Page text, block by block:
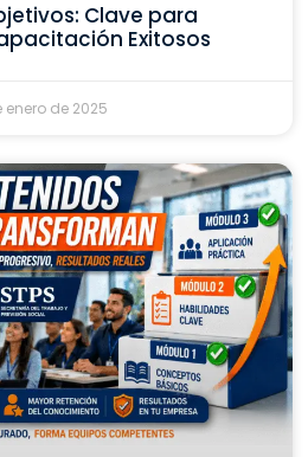
Clave para
Exitosos
enero de 2025